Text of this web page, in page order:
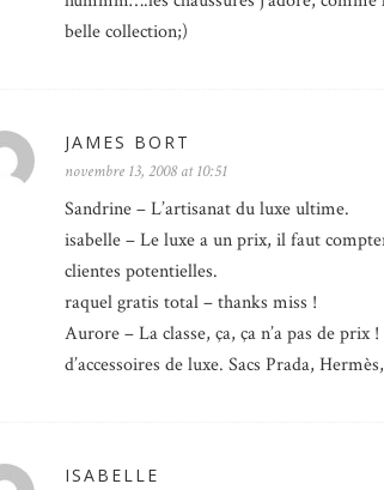
belle collection;)
JAMES BORT
novembre 13, 2008 at 10:51
Sandrine – L’artisanat du luxe ultime.
isabelle – Le luxe a un prix, il faut
clientes potentielles.
raquel gratis total – thanks miss !
Aurore – La classe, ça, ça n’a pas de
d’accessoires de luxe. Sacs Prada,
ISABELLE